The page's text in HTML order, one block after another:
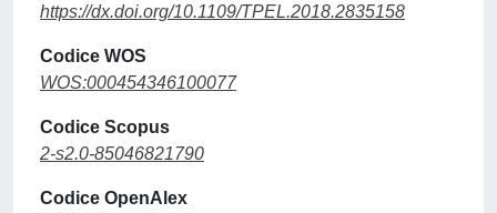
https://dx.doi.org/10.1109/TPEL.2018.2835158
Codice WOS
WOS:000454346100077
Codice Scopus
2-s2.0-85046821790
Codice OpenAlex